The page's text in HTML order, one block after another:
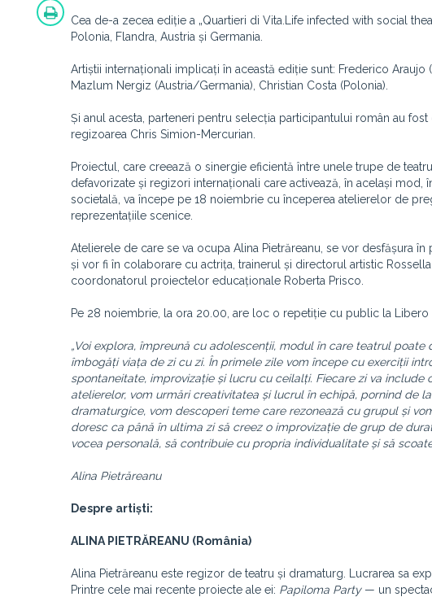
Cea de-a zecea ediție a „Quartieri di Vita.Life infected with social
Polonia, Flandra, Austria și Germania.
Artiștii internaționali implicați în această ediție sunt: ​​Frederico Araujo
Mazlum Nergiz (Austria/Germania), Christian Costa (Polonia).
Și anul acesta, parteneri pentru selecția participantului român au
regizoarea Chris Simion-Mercurian.
Proiectul, care creează o sinergie eficientă între unele trupe de
defavorizate și regizori internaționali care activează, în același
societală, va începe pe 18 noiembrie cu începerea atelierelor de
reprezentațiile scenice.
Atelierele de care se va ocupa Alina Pietrăreanu, se vor desfășura
și vor fi în colaborare cu actrița, trainerul și directorul artistic
coordonatorul proiectelor educaționale Roberta Prisco.
Pe 28 noiembrie, la ora 20.00, are loc o repetiție cu public la Libero
„Voi explora, împreună cu adolescenții, modul în care teatrul
îmbogăți viața de zi cu zi. În primele zile vom începe cu exerciții
spontaneitate, improvizație și lucru cu ceilalți. Fiecare zi va
atelierelor, vom urmări creativitatea și lucrul în echipă, pornind de
dramaturgice, vom descoperi teme care rezonează cu grupul și
doresc ca până în ultima zi să creez o improvizație de grup de
vocea personală, să contribuie cu propria individualitate și să
Alina Pietrăreanu
Despre artiști:
ALINA PIETRĂREANU (România)
Alina Pietrăreanu este regizor de teatru și dramaturg. Lucrarea sa
Printre cele mai recente proiecte ale ei: Papiloma Party— un